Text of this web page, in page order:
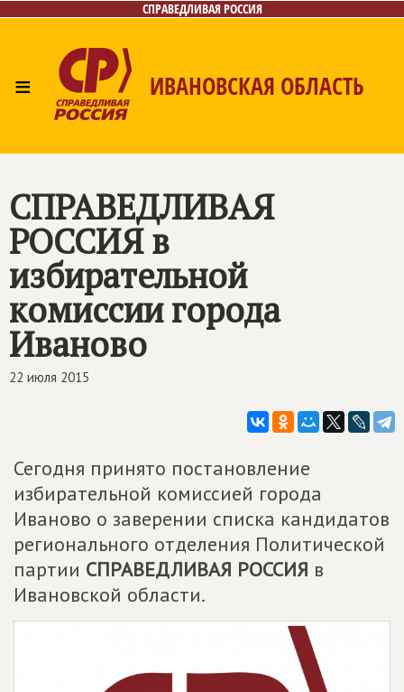
СПРАВЕДЛИВАЯ РОССИЯ
≡ ИВАНОВСКАЯ ОБЛАСТЬ
Контакты
СПРАВЕДЛИВАЯ
РОССИЯв
избирательной
комиссии города
Иваново
22 июля 2015
Сегодня принято постановление
избирательной комиссией города
Иваново о заверении списка кандидатов
регионального отделения Политической
партии СПРАВЕДЛИВАЯ РОССИЯ в
Ивановской области.